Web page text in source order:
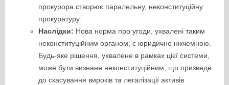
прокурора створює паралельну, неконституційну
прокуратуру.
Наслідки: Нова норма про угоди, ухвалені таким
неконституційним органом, є юридично нікчемною.
Будь-яке рішення, ухвалене в рамках цієї системи,
може бути визнане неконституційним, що призведе
до скасування вироків та легалізації активів